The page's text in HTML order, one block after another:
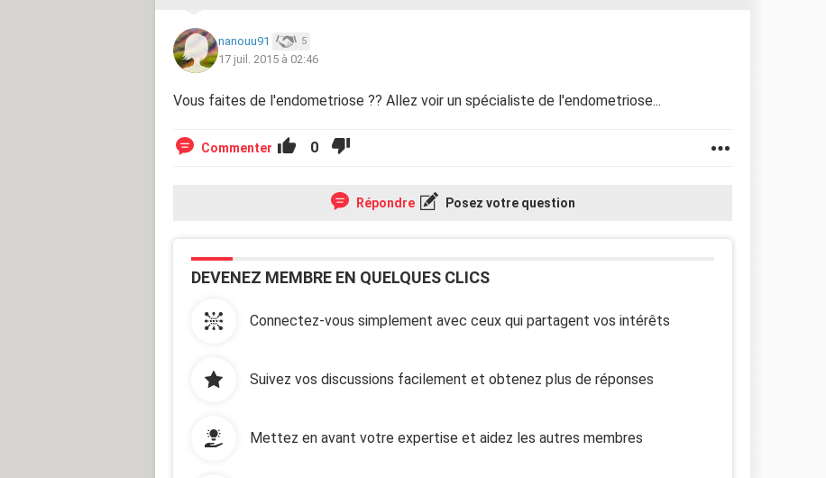
nanouu91 5
17 juil. 2015 à 02:46
Vous faites de l'endometriose ?? Allez voir un spécialiste de l'endometriose...
Commenter 0
Répondre Posez votre question
DEVENEZ MEMBRE EN QUELQUES CLICS
Connectez-vous simplement avec ceux qui partagent vos intérêts
Suivez vos discussions facilement et obtenez plus de réponses
Mettez en avant votre expertise et aidez les autres membres